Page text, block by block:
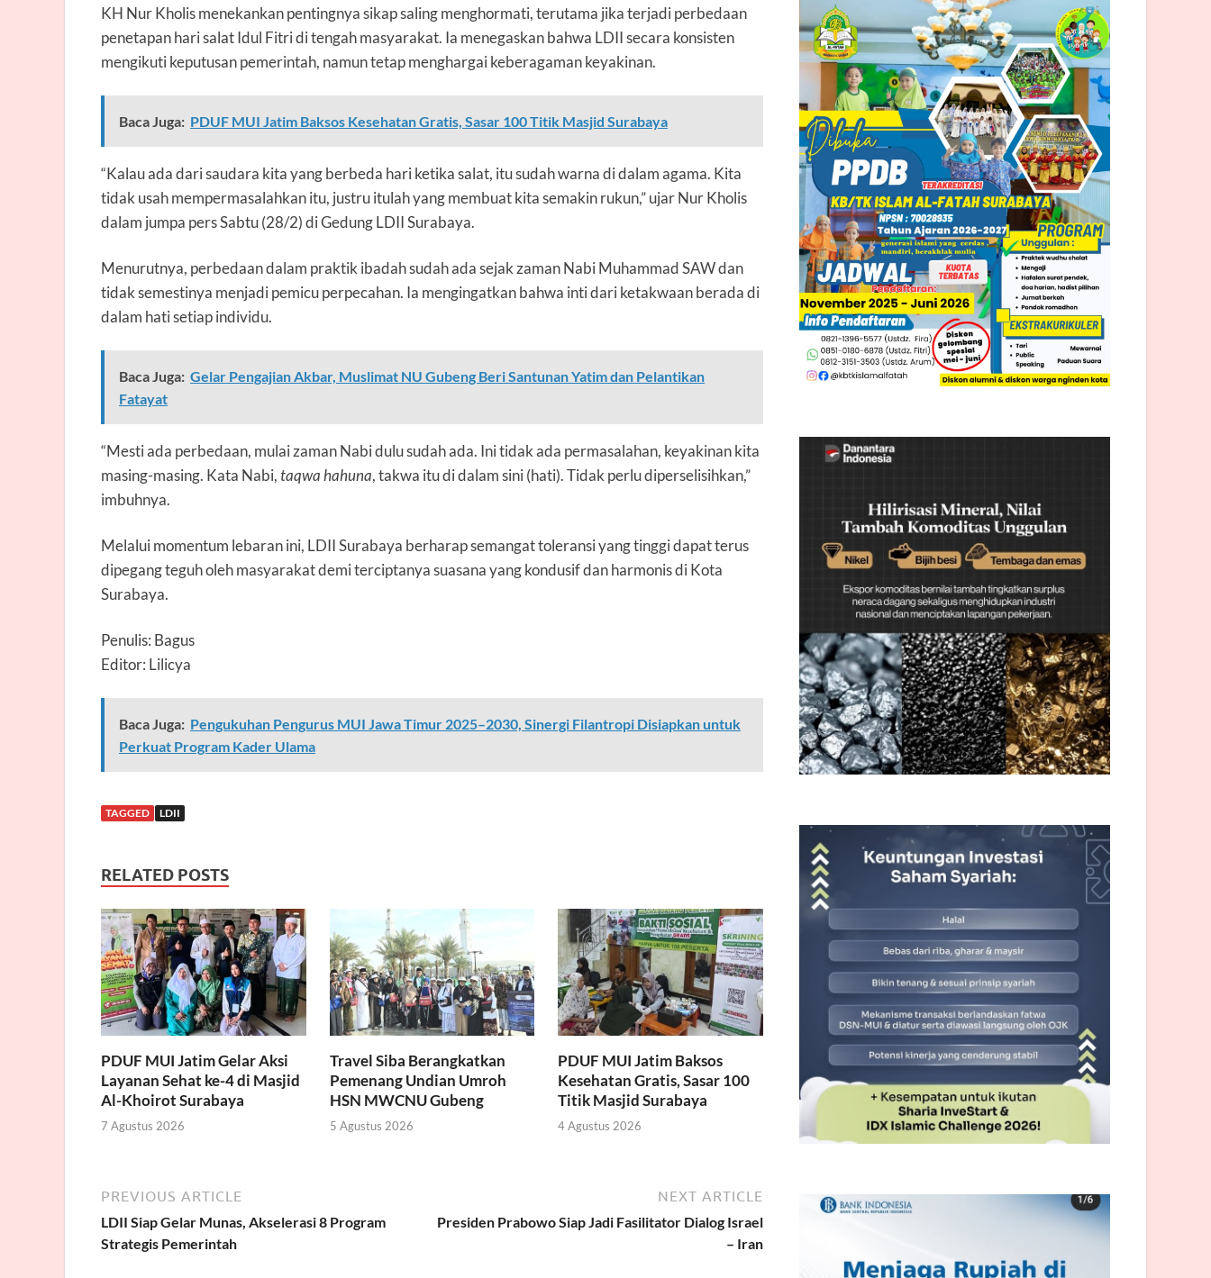
KH Nur Kholis menekankan pentingnya sikap saling menghormati, terutama jika terjadi perbedaan
penetapan hari salat Idul Fitri di tengah masyarakat. Ia menegaskan bahwa LDII secara konsisten
mengikuti keputusan pemerintah, namun tetap menghargai keberagaman keyakinan.
Baca Juga: PDUF MUI Jatim Baksos Kesehatan Gratis, Sasar 100 Titik Masjid Surabaya
“Kalau ada dari saudara kita yang berbeda hari ketika salat, itu sudah warna di dalam agama. Kita
tidak usah mempermasalahkan itu, justru itulah yang membuat kita semakin rukun,” ujar Nur Kholis
dalam jumpa pers Sabtu (28/2) di Gedung LDII Surabaya.
Menurutnya, perbedaan dalam praktik ibadah sudah ada sejak zaman Nabi Muhammad SAW dan
tidak semestinya menjadi pemicu perpecahan. Ia mengingatkan bahwa inti dari ketakwaan berada di
dalam hati setiap individu.
Baca Juga: Gelar Pengajian Akbar, Muslimat NU Gubeng Beri Santunan Yatim dan Pelantikan
Fatayat
“Mesti ada perbedaan, mulai zaman Nabi dulu sudah ada. Ini tidak ada permasalahan, keyakinan kita
masing-masing. Kata Nabi, taqwa hahuna, takwa itu di dalam sini (hati). Tidak perlu diperselisihkan,”
imbuhnya.
Melalui momentum lebaran ini, LDII Surabaya berharap semangat toleransi yang tinggi dapat terus
dipegang teguh oleh masyarakat demi terciptanya suasana yang kondusif dan harmonis di Kota
Surabaya.
Penulis: Bagus
Editor: Lilicya
Baca Juga: Pengukuhan Pengurus MUI Jawa Timur 2025–2030, Sinergi Filantropi Disiapkan untuk
Perkuat Program Kader Ulama
TAGGED LDII
RELATED POSTS
PDUF MUI Jatim Gelar Aksi
Layanan Sehat ke-4 di Masjid
Al-Khoirot Surabaya
7 Agustus 2026
Travel Siba Berangkatkan
Pemenang Undian Umroh
HSN MWCNU Gubeng
5 Agustus 2026
PDUF MUI Jatim Baksos
Kesehatan Gratis, Sasar 100
Titik Masjid Surabaya
4 Agustus 2026
PREVIOUS ARTICLE
LDII Siap Gelar Munas, Akselerasi 8 Program
Strategis Pemerintah
NEXT ARTICLE
Presiden Prabowo Siap Jadi Fasilitator Dialog Israel
– Iran